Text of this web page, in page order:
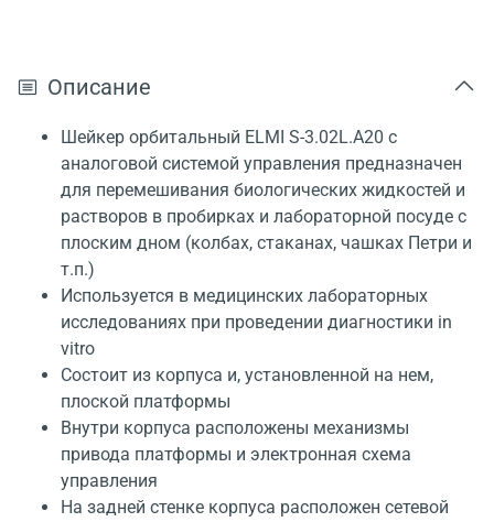
Описание
Шейкер орбитальный ELMI S-3.02L.А20 с
аналоговой системой управления предназначен
для перемешивания биологических жидкостей и
растворов в пробирках и лабораторной посуде с
плоским дном (колбах, стаканах, чашках Петри и
т.п.)
Используется в медицинских лабораторных
исследованиях при проведении диагностики in
vitro
Состоит из корпуса и, установленной на нем,
плоской платформы
Внутри корпуса расположены механизмы
привода платформы и электронная схема
управления
На задней стенке корпуса расположен сетевой